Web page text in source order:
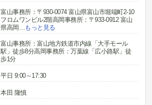
富山事務所：〒930-0074 富山県富山市堀端町2-10
フロムワンビル2階高岡事務所：〒933-0912 富山
県高岡
もっと見る
富山事務所：富山地方鉄道市内線「大手モール
駅」徒歩8分高岡事務所：万葉線「広小路駅」徒
歩1分
平日 9:00～17:30
本田 隆慎